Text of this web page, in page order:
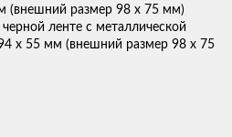
(внешний размер 98 х 75 мм)